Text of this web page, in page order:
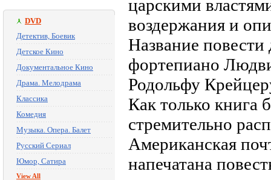
DVD
Детектив, Боевик
Детское Кино
Документальное Кино
Драма. Мелодрама
Классика
Комедия
Музыка. Опера. Балет
Русский Сериал
Юмор, Сатира
View All
царскими
воздержания и
Название
фортепиано
Родольфу
Как только книга
стремительно
Американская
напечатана